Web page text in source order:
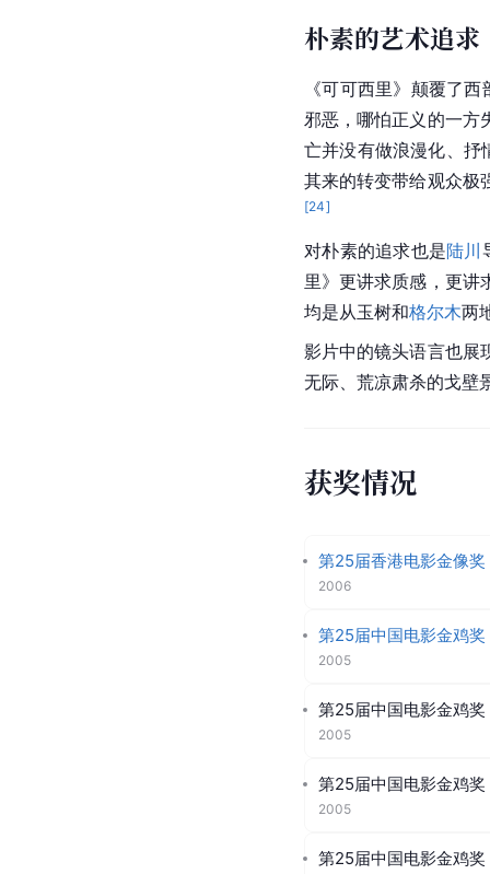
朴素的艺术追求
《可可西里》颠覆了
邪恶，哪怕正义的一方
亡并没有做浪漫化、抒
其来的转变带给观众极
[24]
对朴素的追求也是陆川
里》更讲求质感，更讲
均是从玉树和格尔木两
影片中的镜头语言也展
无际、荒凉肃杀的戈壁
获奖情况
第25届香港电影金像奖
2006
第25届中国电影金鸡奖
2005
第25届中国电影金鸡奖
2005
第25届中国电影金鸡奖
2005
第25届中国电影金鸡奖